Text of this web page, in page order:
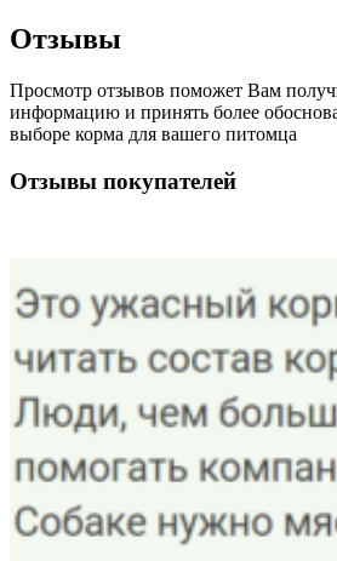
Отзывы
Просмотр отзывов поможет Вам
информацию и принять более
выборе корма для вашего питомца
Отзывы покупателей